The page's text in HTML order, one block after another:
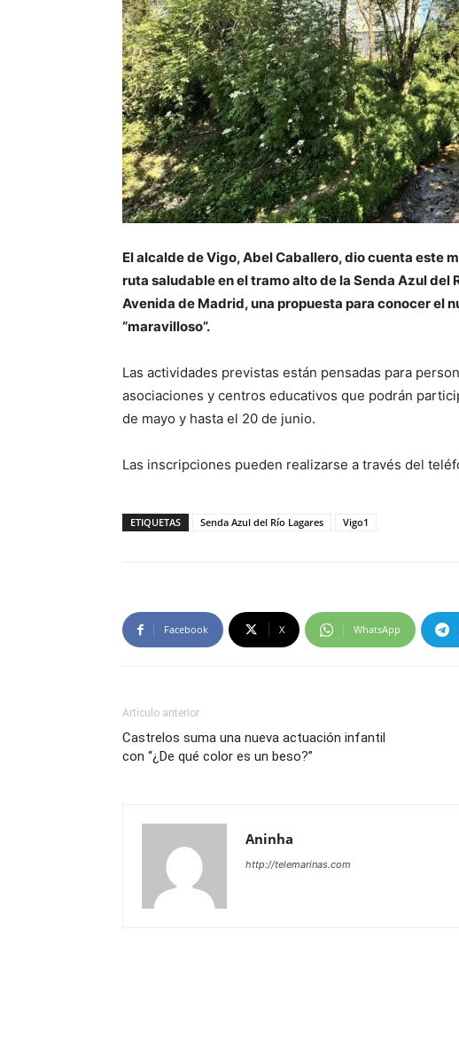
El alcalde de Vigo, Abel Caballero, dio cuenta este
ruta saludable en el tramo alto de la Senda Azul del
Avenida de Madrid, una propuesta para conocer el
“maravilloso”.
Las actividades previstas están pensadas para
asociaciones y centros educativos que podrán
de mayo y hasta el 20 de junio.
Las inscripciones pueden realizarse a través del
ETIQUETAS Senda Azul del Río Lagares Vigo1
Facebook X WhatsApp
Artículo anterior
Castrelos suma una nueva actuación infantil
con “¿De qué color es un beso?”
Aninha
http://telemarinas.com